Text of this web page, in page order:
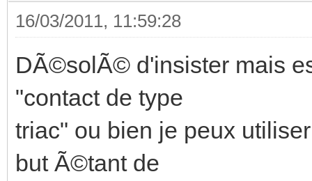
16/03/2011, 11:59:28
DÃ©solÃ© d'insister mais
"contact de type
triac" ou bien je peux
but Ã©tant de